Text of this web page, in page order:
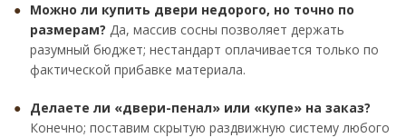
Можно ли купить двери недорого, но точно по
размерам? Да, массив сосны позволяет держать
разумный бюджет; нестандарт оплачивается только по
фактической прибавке материала.
Делаете ли «двери-пенал» или «купе» на заказ?
Конечно; поставим скрытую раздвижную систему любого